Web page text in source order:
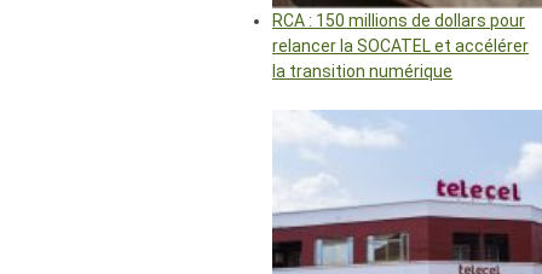
RCA : 150 millions de dollars pour
relancer la SOCATEL et accélérer
la transition numérique